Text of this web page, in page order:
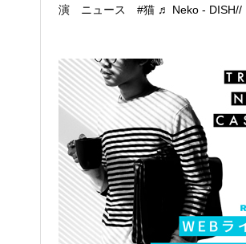
演 ニュース#猫 ♬ Neko - DISH//